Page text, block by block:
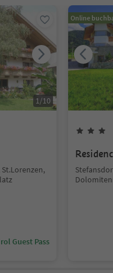
1/10
Guest Pass
Online